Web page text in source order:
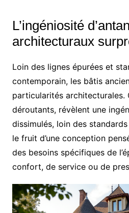
L’ingéniosité
architecturaux
Loin des lignes épurées et
contemporain, les bâtis
particularités architecturales.
déroutants, révèlent une
dissimulés, loin des
le fruit d’une conception
des besoins spécifiques de
confort, de service ou de